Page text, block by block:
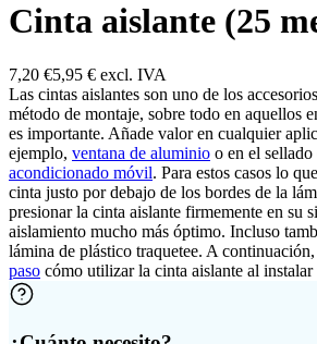
Cinta aislante (25
7,20 €5,95 € excl. IVA
Las cintas aislantes son uno de los
método de montaje, sobre todo en aquellos
es importante. Añade valor en cualquier
ejemplo, ventana de aluminio o en el sellado
acondicionado móvil. Para estos casos lo
cinta justo por debajo de los bordes de la
presionar la cinta aislante firmemente en su
aislamiento mucho más óptimo. Incluso
lámina de plástico traquetee. A
paso cómo utilizar la cinta aislante al instalar